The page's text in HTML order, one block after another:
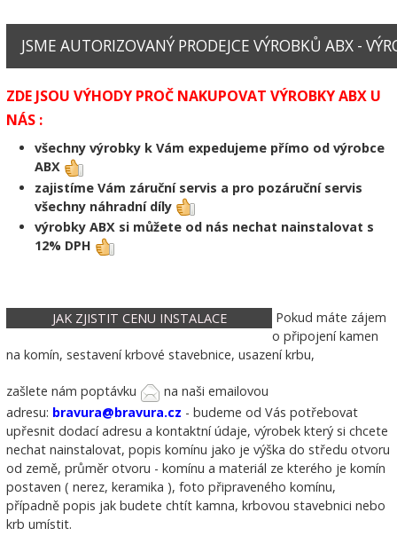
JSME AUTORIZOVANÝ PRODEJCE VÝROBKŮ ABX -
ZDE JSOU VÝHODY PROČ NAKUPOVAT VÝROBKY ABX U
NÁS :
všechny výrobky k Vám expedujeme přímo od výrobce
ABX
zajistíme Vám záruční servis a pro pozáruční servis
všechny náhradní díly
výrobky ABX si můžete od nás nechat nainstalovat s
12% DPH
JAK ZJISTIT CENU INSTALACE
Pokud máte zájem
o připojení kamen
na komín, sestavení krbové stavebnice, usazení krbu,
zašlete nám poptávku
na naši emailovou
adresu: bravura@bravura.cz - budeme od Vás potřebovat
upřesnit dodací adresu a kontaktní údaje, výrobek který si chcete
nechat nainstalovat, popis komínu jako je výška do středu otvoru
od země, průměr otvoru - komínu a materiál ze kterého je komín
postaven ( nerez, keramika ), foto připraveného komínu,
případně popis jak budete chtít kamna, krbovou stavebnici nebo
krb umístit.